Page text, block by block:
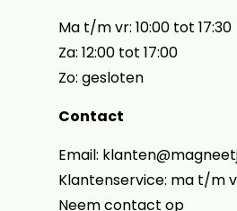
Ma t/m vr: 10:00 tot 17:30
Za: 12:00 tot 17:00
Zo: gesloten
Contact
Email:
Klantenservice: ma t/m
Neem contact op